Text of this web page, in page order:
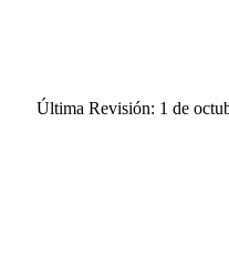
Última Revisión: 1 de